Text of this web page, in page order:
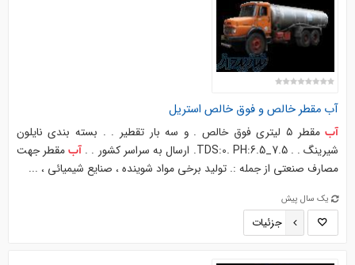
آب مقطر خالص و فوق خالص استریل
آب
مقطر ۵ لیتری فوق خالص . و سه بار تقطیر . . بسته بندی نایلون
شیرینگ . . TDS:0. PH:6.5_7.5. ارسال به سراسر کشور . .
آبمقطر جهت
مصارف صنعتی از جمله :. تولید برخی مواد شوینده ، صنایع شیمیائی ، ...
یک سال پیش
جزئیات